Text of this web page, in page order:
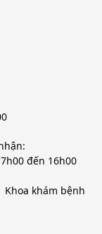
đến 16h00
Khoa khám bệnh